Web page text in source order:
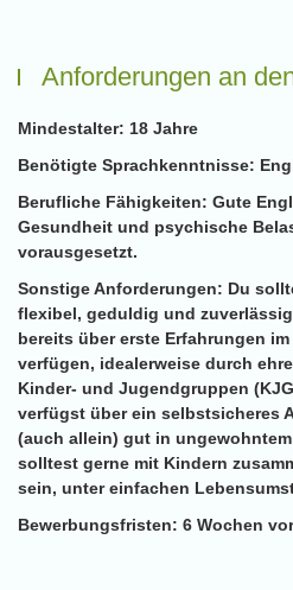
Anforderungen an
Mindestalter: 18 Jahre
Benötigte Sprachkenntnisse:
Berufliche Fähigkeiten: Gute
Gesundheit und psychische
vorausgesetzt.
Sonstige Anforderungen: Du
flexibel, geduldig und
bereits über erste Erfahrungen
verfügen, idealerweise durch
Kinder- und Jugendgruppen
verfügst über ein selbstsicheres
(auch allein) gut in
solltest gerne mit Kindern
sein, unter einfachen
Bewerbungsfristen: 6 Wochen